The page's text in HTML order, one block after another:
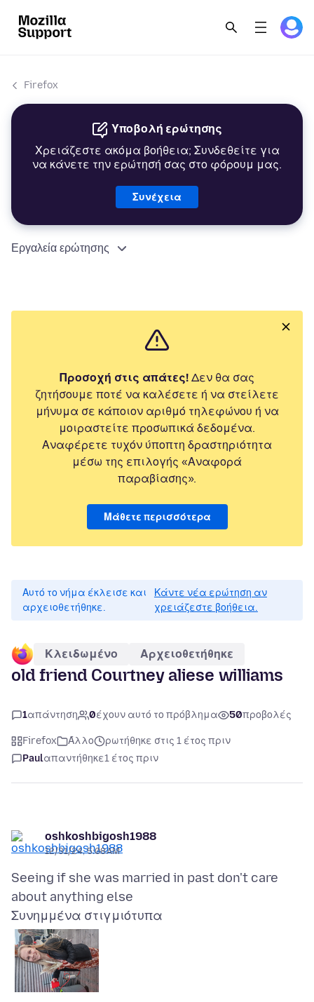
Firefox
Υποβολή ερώτησης
Χρειάζεστε ακόμα βοήθεια; Συνδεθείτε για
να κάνετε την ερώτησή σας στο φόρουμ μας.
Συνέχεια
Εργαλεία ερώτησης
Προσοχή στις απάτες! Δεν θα σας
ζητήσουμε ποτέ να καλέσετε ή να στείλετε
μήνυμα σε κάποιον αριθμό τηλεφώνου ή να
μοιραστείτε προσωπικά δεδομένα.
Αναφέρετε τυχόν ύποπτη δραστηριότητα
μέσω της επιλογής «Αναφορά
παραβίασης».
Μάθετε περισσότερα
Αυτό το νήμα έκλεισε και
αρχειοθετήθηκε.
Κάντε νέα ερώτηση αν
χρειάζεστε βοήθεια.
Κλειδωμένο Αρχειοθετήθηκε
old friend Courtney aliese williams
1απάντηση 0έχουν αυτό το πρόβλημα 50προβολές
Firefox Άλλο
ρωτήθηκε στις 1 έτος πριν
Paulαπαντήθηκε1 έτος πριν
oshkoshbigosh1988
12/31/24, 5:08 AM
Seeing if she was married in past don't care
Συνημμένα στιγμιότυπα